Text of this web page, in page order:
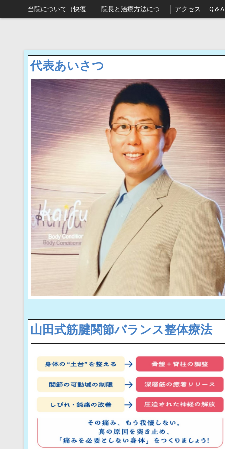
当院について（快復堂） 院長と治療方法について アクセス Q＆A
代表あいさつ
山田式筋腱関節バランス整体療法